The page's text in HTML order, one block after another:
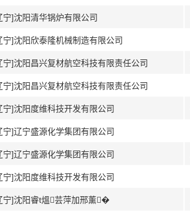
宁]沈阳清华锅炉有限公司
宁]沈阳欣泰隆机械制造有限公司
宁]沈阳昌兴复材航空科技有限责任公司
宁]沈阳昌兴复材航空科技有限责任公司
宁]沈阳度维科技开发有限公司
宁]辽宁盛源化学集团有限公司
宁]辽宁盛源化学集团有限公司
宁]沈阳度维科技开发有限公司
宁]沈阳睿t熅芸萍加邢薰�